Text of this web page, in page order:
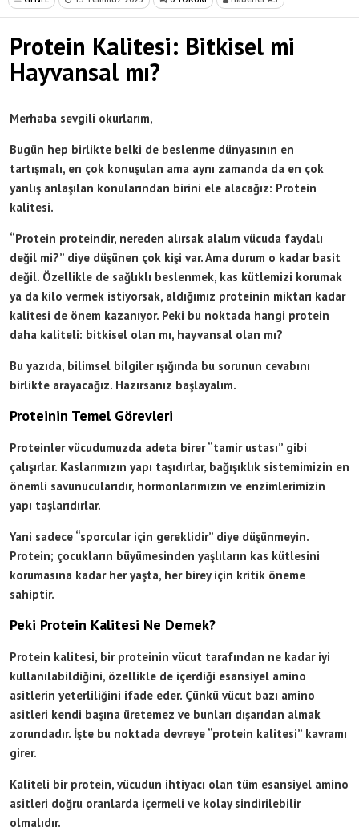
Protein Kalitesi: Bitkisel mi
Hayvansal mı?
Merhaba sevgili okurlarım,
Bugün hep birlikte belki de beslenme dünyasının en
tartışmalı, en çok konuşulan ama aynı zamanda da en çok
yanlış anlaşılan konularından birini ele alacağız: Protein
kalitesi.
“Protein proteindir, nereden alırsak alalım vücuda faydalı
değil mi?” diye düşünen çok kişi var. Ama durum o kadar basit
değil. Özellikle de sağlıklı beslenmek, kas kütlemizi korumak
ya da kilo vermek istiyorsak, aldığımız proteinin miktarı kadar
kalitesi de önem kazanıyor. Peki bu noktada hangi protein
daha kaliteli: bitkisel olan mı, hayvansal olan mı?
Bu yazıda, bilimsel bilgiler ışığında bu sorunun cevabını
birlikte arayacağız. Hazırsanız başlayalım.
Proteinin Temel Görevleri
Proteinler vücudumuzda adeta birer “tamir ustası” gibi
çalışırlar. Kaslarımızın yapı taşıdırlar, bağışıklık sistemimizin en
önemli savunucularıdır, hormonlarımızın ve enzimlerimizin
yapı taşlarıdırlar.
Yani sadece “sporcular için gereklidir” diye düşünmeyin.
Protein; çocukların büyümesinden yaşlıların kas kütlesini
korumasına kadar her yaşta, her birey için kritik öneme
sahiptir.
Peki Protein Kalitesi Ne Demek?
Protein kalitesi, bir proteinin vücut tarafından ne kadar iyi
kullanılabildiğini, özellikle de içerdiği esansiyel amino
asitlerin yeterliliğini ifade eder. Çünkü vücut bazı amino
asitleri kendi başına üretemez ve bunları dışarıdan almak
zorundadır. İşte bu noktada devreye “protein kalitesi” kavramı
girer.
Kaliteli bir protein, vücudun ihtiyacı olan tüm esansiyel amino
asitleri doğru oranlarda içermeli ve kolay sindirilebilir
olmalıdır.